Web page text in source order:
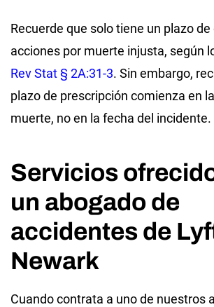
Recuerde que solo tiene un plazo
acciones por muerte injusta, según
Rev Stat § 2A:31-3. Sin embargo,
plazo de prescripción comienza en
muerte, no en la fecha del incidente.
Servicios
un abogado de
accidentes de
Newark
Cuando contrata a uno de nuestros